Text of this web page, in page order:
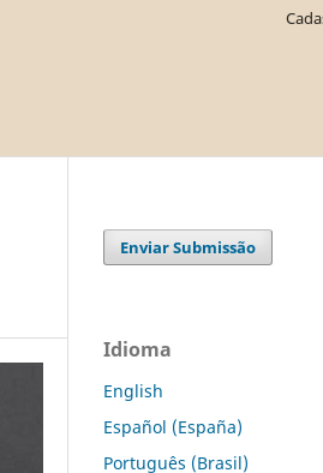
Enviar Submissão
Idioma
English
Español (España)
Português (Brasil)